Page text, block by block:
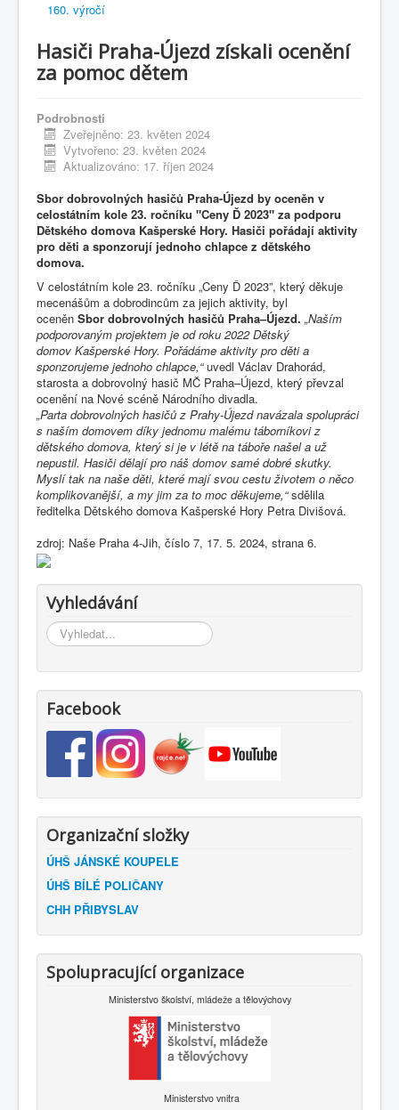
160. výročí
Hasiči Praha-Újezd získali ocenění
za pomoc dětem
Podrobnosti
Zveřejněno: 23. květen 2024
Vytvořeno: 23. květen 2024
Aktualizováno: 17. říjen 2024
Sbor dobrovolných hasičů Praha-Újezd by oceněn v
celostátním kole 23. ročníku "Ceny Ď 2023" za podporu
Dětského domova Kašperské Hory. Hasiči pořádají aktivity
pro děti a sponzorují jednoho chlapce z dětského
domova.
V celostátním kole 23. ročníku „Ceny Ď 2023”, který děkuje
mecenášům a dobrodincům za jejich aktivity, byl
oceněn Sbor dobrovolných hasičů Praha–Újezd. „Naším
podporovaným projektem je od roku 2022 Dětský
domov Kašperské Hory. Pořádáme aktivity pro děti a
sponzorujeme jednoho chlapce,“uvedl Václav Drahorád,
starosta a dobrovolný hasič MČ Praha–Újezd, který převzal
ocenění na Nové scéně Národního divadla.
„Parta dobrovolných hasičůz Prahy-Újezd navázala spolupráci
s naším domovem díky jednomu malému táborníkovi z
dětského domova, který si je v létě na táboře našel a už
nepustil. Hasiči dělají pro náš domov samé dobré skutky.
Myslí tak na naše děti, které mají svou cestu životem o něco
komplikovanější, a my jim za to moc děkujeme,“sdělila
ředitelka Dětského domova Kašperské Hory Petra Divišová.
zdroj: Naše Praha 4-Jih, číslo 7, 17. 5. 2024, strana 6.
Vyhledávání
Vyhledávání...
Facebook
Organizační složky
ÚHŠ JÁNSKÉ KOUPELE
ÚHŠ BÍLÉ POLIČANY
CHH PŘIBYSLAV
Spolupracující organizace
Ministerstvo školství, mládeže a tělovýchovy
Ministerstvo vnitra